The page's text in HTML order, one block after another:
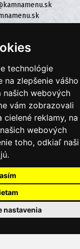
technológie
na zlepšenie vášho
našich webových
vám zobrazovali
cielené reklamy, na
webových
toho, odkiaľ naši
nastavenia
ZÓNY
podmienky
údajov